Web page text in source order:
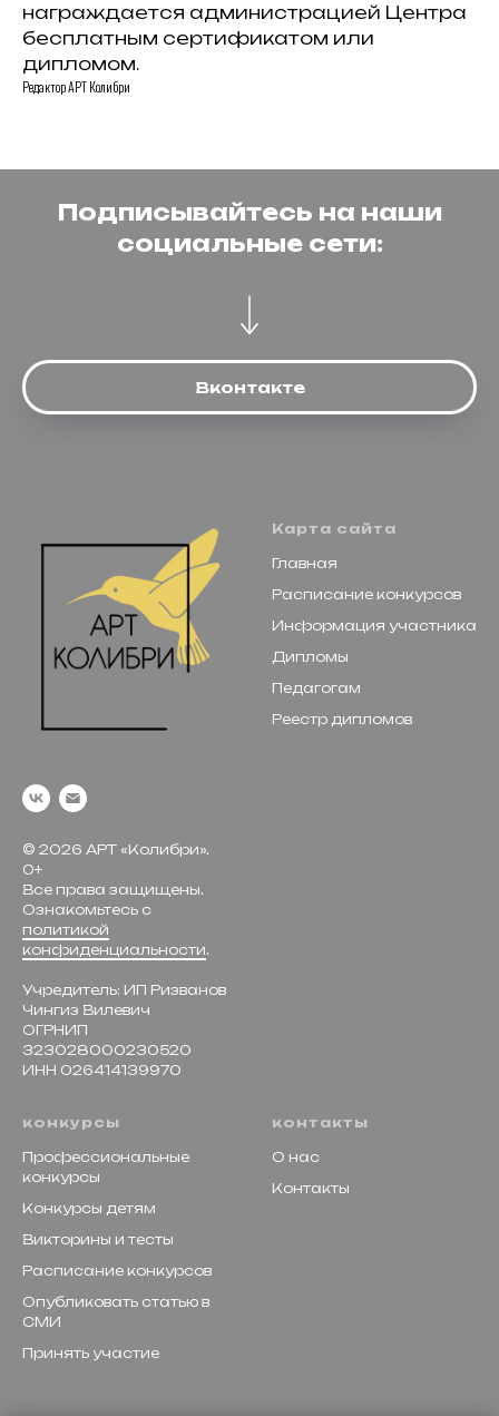
награждается администрацией Центра
бесплатным сертификатом или
дипломом.
Редактор АРТ Колибри
Подписывайтесь на наши
социальные сети:
Вконтакте
© 2026 АРТ «Колибри».
0+
Все права защищены.
Ознакомьтесь с
политикой
конфиденциальности.
Учредитель: ИП Ризванов
Чингиз Вилевич
ОГРНИП
323028000230520
ИНН 026414139970
Карта сайта
Главная
Расписание конкурсов
Информация участника
Дипломы
Педагогам
Реестр дипломов
конкурсы
Профессиональные
конкурсы
Конкурсы детям
Викторины и тесты
Расписание конкурсов
Опубликовать статью в
СМИ
Принять участие
контакты
О нас
Контакты